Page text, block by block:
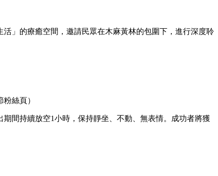
」的療癒空間，邀請民眾在木麻黃林的包圍下，進行深度聆
絲頁）
間持續放空1小時，保持靜坐、不動、無表情。成功者將獲